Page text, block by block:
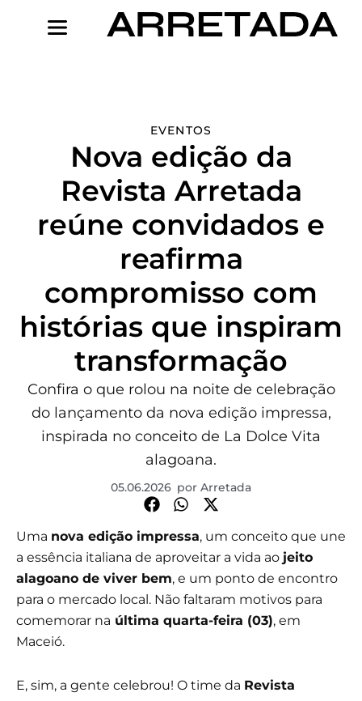
EVENTOS
Nova edição da
Revista Arretada
reúne convidados e
reafirma
compromisso com
histórias que inspiram
transformação
Confira o que rolou na noite de celebração
do lançamento da nova edição impressa,
inspirada no conceito de La Dolce Vita
alagoana.
05.06.2026 por Arretada
Uma nova edição impressa, um conceito que une
a essência italiana de aproveitar a vida ao jeito
alagoano de viver bem, e um ponto de encontro
para o mercado local. Não faltaram motivos para
comemorar na última quarta-feira (03), em
Maceió.
E, sim, a gente celebrou! O time da Revista